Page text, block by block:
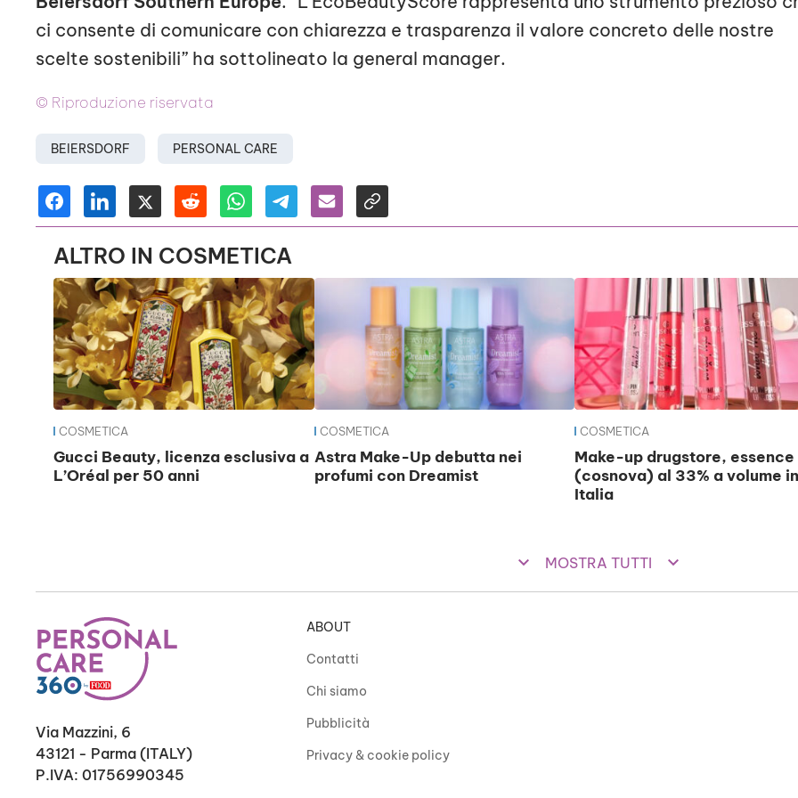
ci consente di comunicare con chiarezza e trasparenza il valore concreto delle nostre
scelte sostenibili” ha sottolineato la general manager.
© Riproduzione riservata
BEIERSDORF PERSONAL CARE
ALTRO IN COSMETICA
COSMETICA
Gucci Beauty, licenza esclusiva a
L’Oréal per 50 anni
COSMETICA
Astra Make-Up debutta nei
profumi con Dreamist
COSMETICA
Make-up drugstore, essence
(cosnova) al 33% a volume
Italia
keyboard_arrow_down MOSTRA TUTTI keyboard_arrow_down
Via Mazzini, 6
43121 - Parma (ITALY)
P.IVA: 01756990345
ABOUT
Contatti
Chi siamo
Pubblicità
Privacy & cookie policy